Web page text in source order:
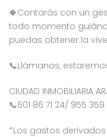
🍀Contarás con un
todo momento
puedas obtener la
📞Llámanos,
CIUDAD INMOBILIARIA
📞601 86 71 24/ 955
*Los gastos